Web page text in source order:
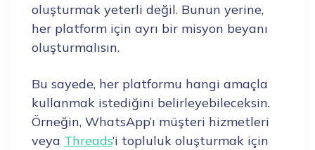
oluşturmak yeterli değil. Bunun yerine,
her platform için ayrı bir misyon beyanı
oluşturmalısın.
Bu sayede, her platformu hangi amaçla
kullanmak istediğini belirleyebileceksin.
Örneğin, WhatsApp’ı müşteri hizmetleri
veya Threads’i topluluk oluşturmak için